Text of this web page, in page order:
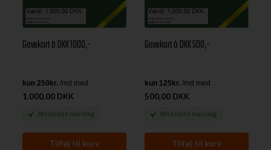
Gavekort à DKK 1000,-
1.000,00 DKK
Afsendes mandag
Gavekort à DKK 500,-
500,00 DKK
Afsendes mandag